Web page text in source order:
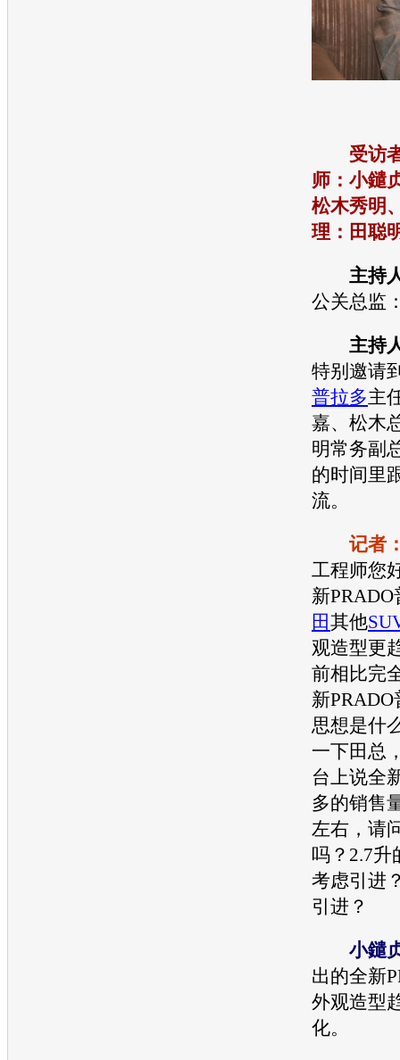
受访
师：小鑓
松木秀明
理：田聪
主持
公关总监
主持
特别邀请
普拉多主
嘉、松木
明常务副
的时间里
流。
记者
工程师您
新PRADO
田其他
观造型更
前相比完
新PRADO
思想是什
一下田总
台上说全
多的销售
左右，请
吗？2.7升
考虑引进
引进？
小鑓
出的全新
外观造型
化。